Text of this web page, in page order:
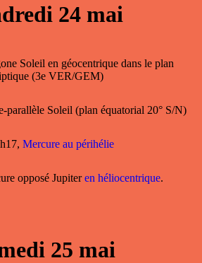
24 mai
Soleil en géocentrique dans le plan
(3e VER/GEM)
Soleil (plan équatorial 20° S/N)
Mercure au périhélie
opposé Jupiteren héliocentrique.
25 mai